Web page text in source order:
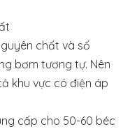
chất và số
bơm tương tự. Nên
khu vực có điện áp
cấp cho 50-60 béc